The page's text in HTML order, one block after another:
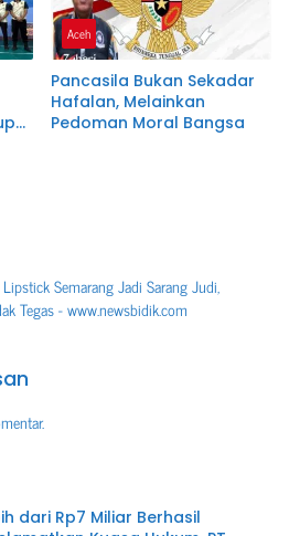
Aceh
Pancasila Bukan Sekadar
Hafalan, Melainkan
Pedoman Moral Bangsa
Semarang Jadi Sarang Judi,
Tegas - www.newsbidik.com
dari Rp7 Miliar Berhasil